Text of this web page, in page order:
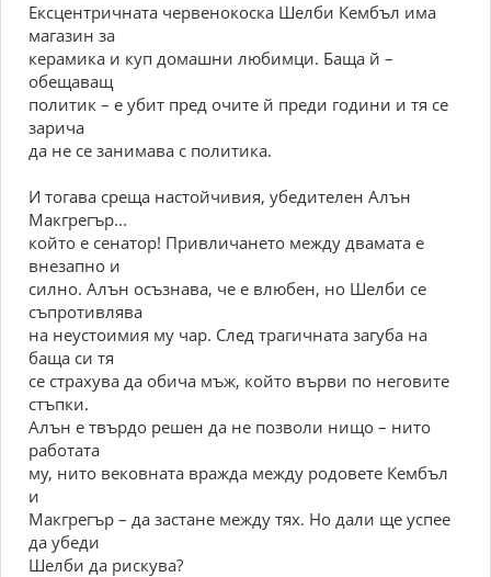
Ексцентричната червенокоска Шелби Кембъл има
магазин за
керамика и куп домашни любимци. Баща й –
обещаващ
политик – е убит пред очите й преди години и тя се
зарича
да не се занимава с политика.
И тогава среща настойчивия, убедителен Алън
Макгрегър...
който е сенатор! Привличането между двамата е
внезапно и
силно. Алън осъзнава, че е влюбен, но Шелби се
съпротивлява
на неустоимия му чар. След трагичната загуба на
баща си тя
се страхува да обича мъж, който върви по неговите
стъпки.
Алън е твърдо решен да не позволи нищо – нито
работата
му, нито вековната вражда между родовете Кембъл
и
Макгрегър – да застане между тях. Но дали ще успее
да убеди
Шелби да рискува?